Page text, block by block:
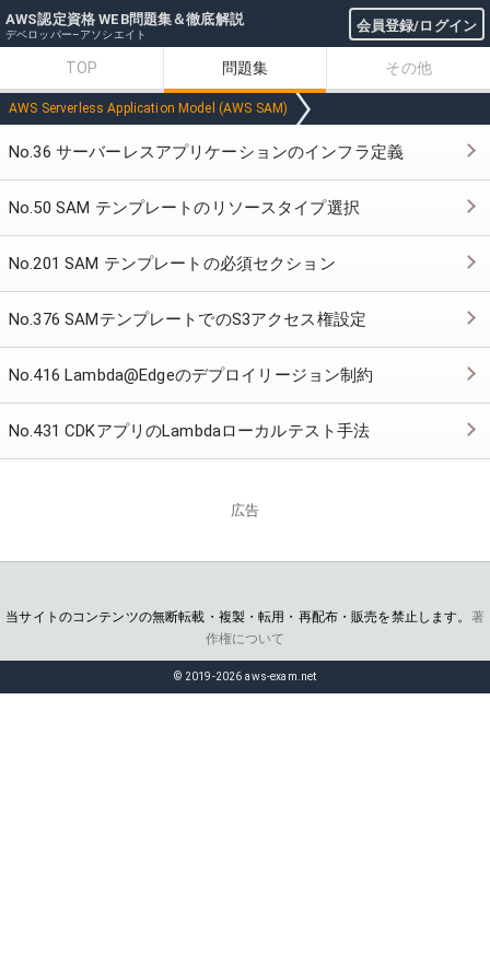
AWS認定資格 WEB問題集＆徹底解説 会員登録/ログイン
デベロッパー–アソシエイト
TOP 問題集 その他
AWS Serverless Application Model (AWS SAM)
No.36 サーバーレスアプリケーションのインフラ定義
No.50 SAM テンプレートのリソースタイプ選択
No.201 SAM テンプレートの必須セクション
No.376 SAMテンプレートでのS3アクセス権設定
No.416 Lambda@Edgeのデプロイリージョン制約
No.431 CDKアプリのLambdaローカルテスト手法
広告
当サイトのコンテンツの無断転載・複製・転用・再配布・販売を禁止します。 著
作権について
© 2019-2026 aws-exam.net